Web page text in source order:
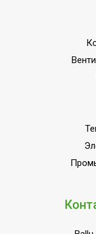
Количество
воздушного
Цифровой